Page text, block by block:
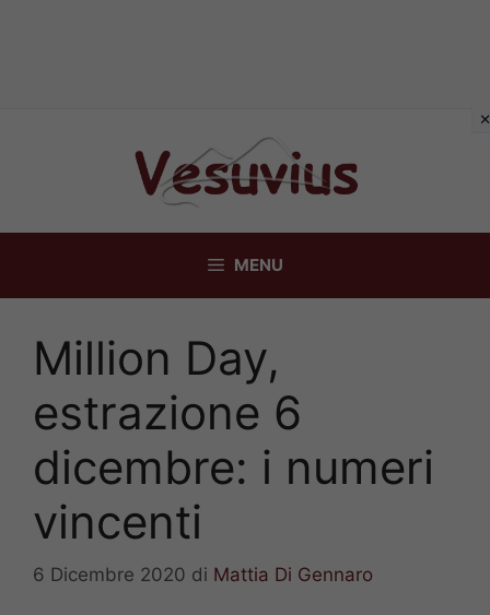
MENU
Million Day,
estrazione 6
dicembre: i numeri
vincenti
6 Dicembre 2020 di Mattia Di Gennaro